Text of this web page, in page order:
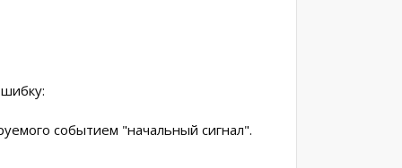
событием "начальный сигнал".